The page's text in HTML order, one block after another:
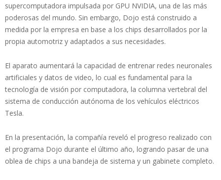
supercomputadora impulsada por GPU NVIDIA, una de las más
poderosas del mundo. Sin embargo, Dojo está construido a
medida por la empresa en base a los chips desarrollados por la
propia automotriz y adaptados a sus necesidades.
El aparato aumentará la capacidad de entrenar redes neuronales
artificiales y datos de video, lo cual es fundamental para la
tecnología de visión por computadora, la columna vertebral del
sistema de conducción autónoma de los vehículos eléctricos
Tesla.
En la presentación, la compañía reveló el progreso realizado con
el programa Dojo durante el último año, logrando pasar de una
oblea de chips a una bandeja de sistema y un gabinete completo.